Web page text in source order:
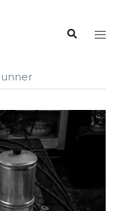
Cerca